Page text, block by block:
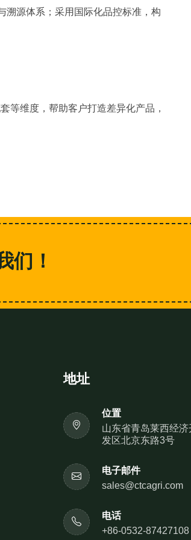
溯源体系；采用国际化品控标准，构
等维度，帮助客户打造差异化产品，
们！
地址
位置
山东省青岛莱西经济
发区北京东路3号
电子邮件
sales@ctcagri.com
电话
+86-0532-87427108